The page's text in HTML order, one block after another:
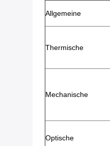
Allgemeine
Thermische
Mechanische
Optische